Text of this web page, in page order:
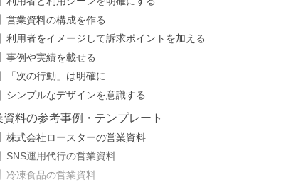
営業資料の構成を作る
利用者をイメージして訴求ポイントを加える
事例や実績を載せる
「次の行動」は明確に
シンプルなデザインを意識する
資料の参考事例・テンプレート
株式会社ロースターの営業資料
SNS運用代行の営業資料
冷凍食品の営業資料